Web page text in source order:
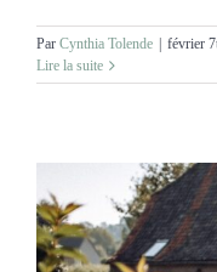
Par Cynthia Tolende | février
Lire la suite